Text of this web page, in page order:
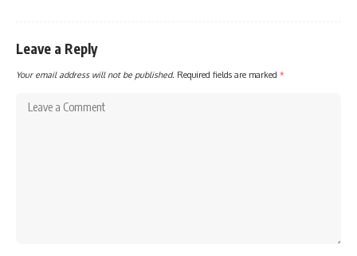
Leave a Reply
Your email address will not be published. Required fields are marked *